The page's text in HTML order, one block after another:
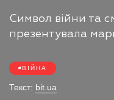
Символ війни та
презентувала
ВІЙНА
Текст: bit.ua